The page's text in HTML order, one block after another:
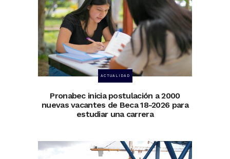
ACTUALIDAD
Pronabec inicia postulación a 2000
nuevas vacantes de Beca 18-2026 para
estudiar una carrera